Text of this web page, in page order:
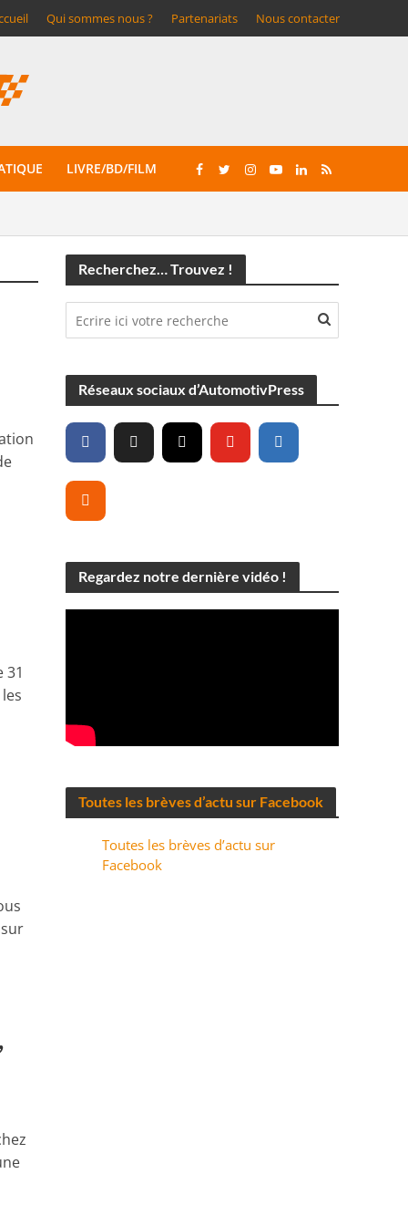
Qui sommes nous ? Partenariats Nous contacter
LIVRE/BD/FILM
31
Recherchez… Trouvez !
Réseaux sociaux d’AutomotivPress
Regardez notre dernière vidéo !
Toutes les brèves d’actu sur Facebook
Toutes les brèves d’actu sur
Facebook